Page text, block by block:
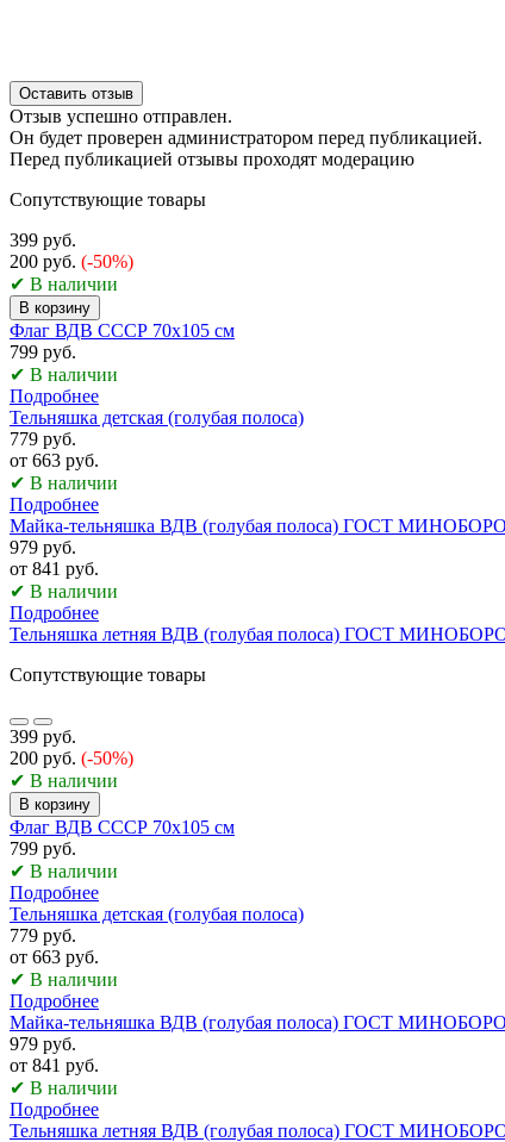
Оставить отзыв
Отзыв успешно отправлен.
Он будет проверен администратором перед публикацией.
Перед публикацией отзывы проходят модерацию
Сопутствующие товары
399 руб.
200 руб. (-50%)
✔ В наличии
В корзину
Флаг ВДВ СССР 70х105 см
799 руб.
✔ В наличии
Подробнее
Тельняшка детская (голубая полоса)
779 руб.
от 663 руб.
✔ В наличии
Подробнее
Майка-тельняшка ВДВ (голубая полоса) ГОСТ
979 руб.
от 841 руб.
✔ В наличии
Подробнее
Тельняшка летняя ВДВ (голубая полоса) ГОСТ
Сопутствующие товары
399 руб.
200 руб. (-50%)
✔ В наличии
В корзину
Флаг ВДВ СССР 70х105 см
799 руб.
✔ В наличии
Подробнее
Тельняшка детская (голубая полоса)
779 руб.
от 663 руб.
✔ В наличии
Подробнее
Майка-тельняшка ВДВ (голубая полоса) ГОСТ
979 руб.
от 841 руб.
✔ В наличии
Подробнее
Тельняшка летняя ВДВ (голубая полоса) ГОСТ